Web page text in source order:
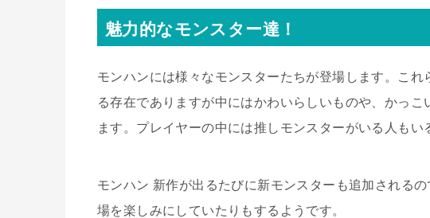
魅力的なモンスター達！
モンハンには様々なモンスターたちが登場します。こ
る存在でありますが中にはかわいらしいものや、かっ
ます。プレイヤーの中には推しモンスターがいる人もい
モンハン 新作が出るたびに新モンスターも追加される
場を楽しみにしていたりもするようです。